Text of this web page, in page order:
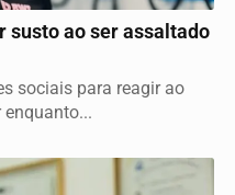
susto ao ser assaltado
sociais para reagir ao